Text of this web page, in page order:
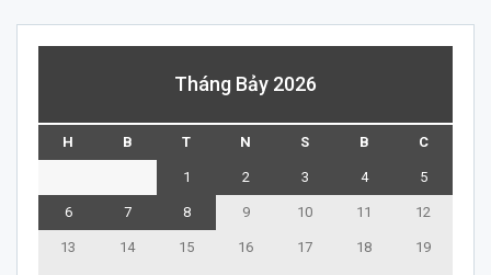
Tháng Bảy 2026
H B T N S B C
1 2 3 4 5
6 7 8 9 10 11 12
13 14 15 16 17 18 19